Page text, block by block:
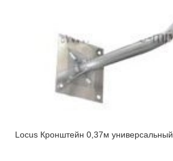
Locus Кронштейн 0,37м универсальный